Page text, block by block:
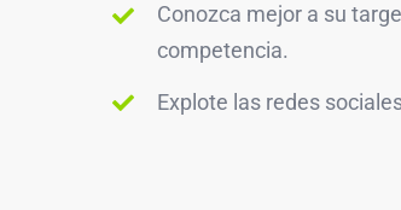
Conozca mejor a su
competencia.
Explote las redes